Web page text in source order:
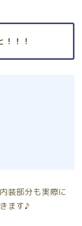
！！！
装部分も実際に
ます♪